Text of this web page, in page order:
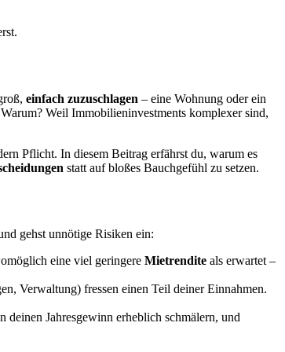
einfach zuzuschlagen – eine Wohnung oder ein
Weil Immobilieninvestments komplexer sind,
Pflicht. In diesem Beitrag erfährst du, warum es
statt auf bloßes Bauchgefühl zu setzen.
gehst unnötige Risiken ein:
eine viel geringere Mietrendite als erwartet –
Verwaltung) fressen einen Teil deiner Einnahmen.
Jahresgewinn erheblich schmälern, und